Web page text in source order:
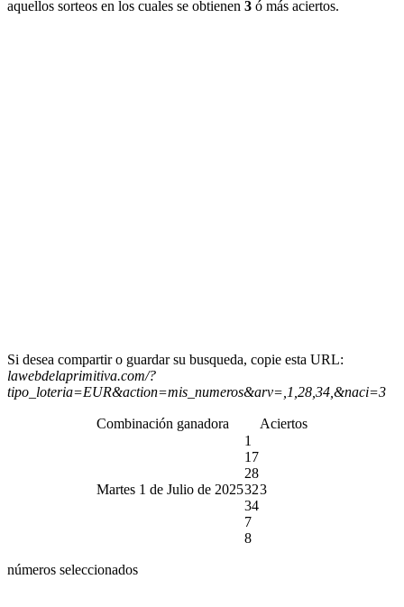
aquellos sorteos en los cuales se obtienen 3 ó más aciertos.
Si desea compartir o guardar su busqueda, copie esta URL:
lawebdelaprimitiva.com/?
tipo_loteria=EUR&action=mis_numeros&arv=,1,28,34,&naci=3
Combinación ganadora Aciertos
Martes 1 de Julio de 2025
1
17
28
32
34
7
8
3
números seleccionados